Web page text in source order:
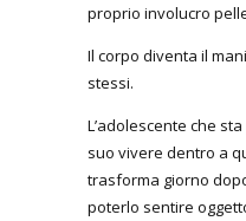
proprio involucro
Il corpo diventa il
stessi.
L’adolescente che
suo vivere dentro a
trasforma giorno
poterlo sentire